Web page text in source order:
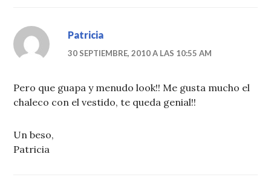
Patricia
30 SEPTIEMBRE, 2010 A LAS 10:55 AM
Pero que guapa y menudo look!! Me gusta mucho el
chaleco con el vestido, te queda genial!!
Un beso,
Patricia